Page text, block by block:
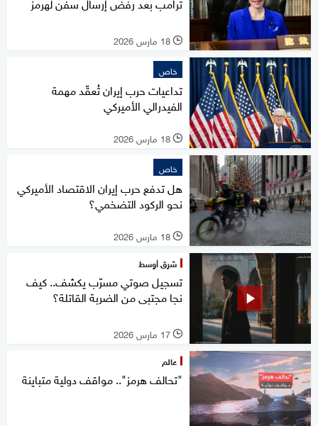
l 18 مارس 2026
خاص
تداعيات حرب إيران تُعقّد مهمة
الفيدرالي الأميركي
l 18 مارس 2026
خاص
هل تدفع حرب إيران الاقتصاد الأميركي
نحو الركود التضخمي؟
l 18 مارس 2026
شرق أوسط
تسجيل صوتي مسرّب يكشف.. كيف
نجا مجتبى من الضربة القاتلة؟
l 17 مارس 2026
عالم
"تحالف هرمز".. مواقف دولية متباينة